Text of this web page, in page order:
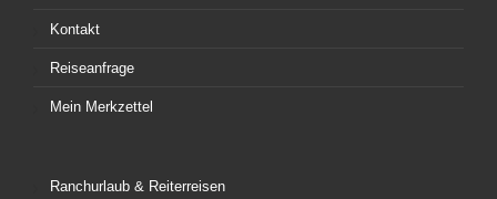
Kontakt
Reiseanfrage
Mein Merkzettel
Ranchurlaub & Reiterreisen